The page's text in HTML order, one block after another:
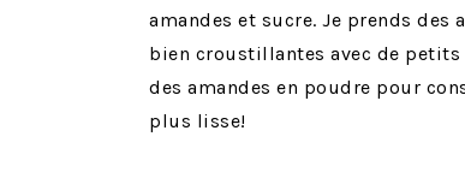
amandes et sucre. Je prends des
bien croustillantes avec de
des amandes en poudre pour
plus lisse!